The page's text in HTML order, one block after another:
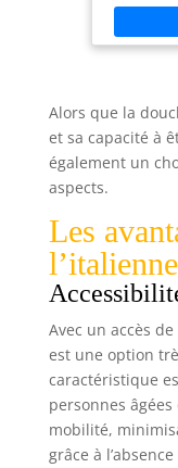
toute
facilitant
aucun
en œuvre
Alors que la
et sa capacité à
également un
aspects.
Les
l’italienne
Avec un accès
est une option
caractéristique
personnes
mobilité,
grâce à